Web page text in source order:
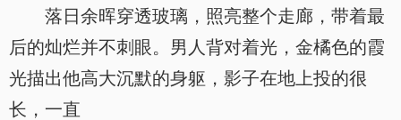
落日余晖穿透玻璃，照亮整个走廊，带着最
后的灿烂并不刺眼。男人背对着光，金橘色的霞
光描出他高大沉默的身躯，影子在地上投的很
长，一直